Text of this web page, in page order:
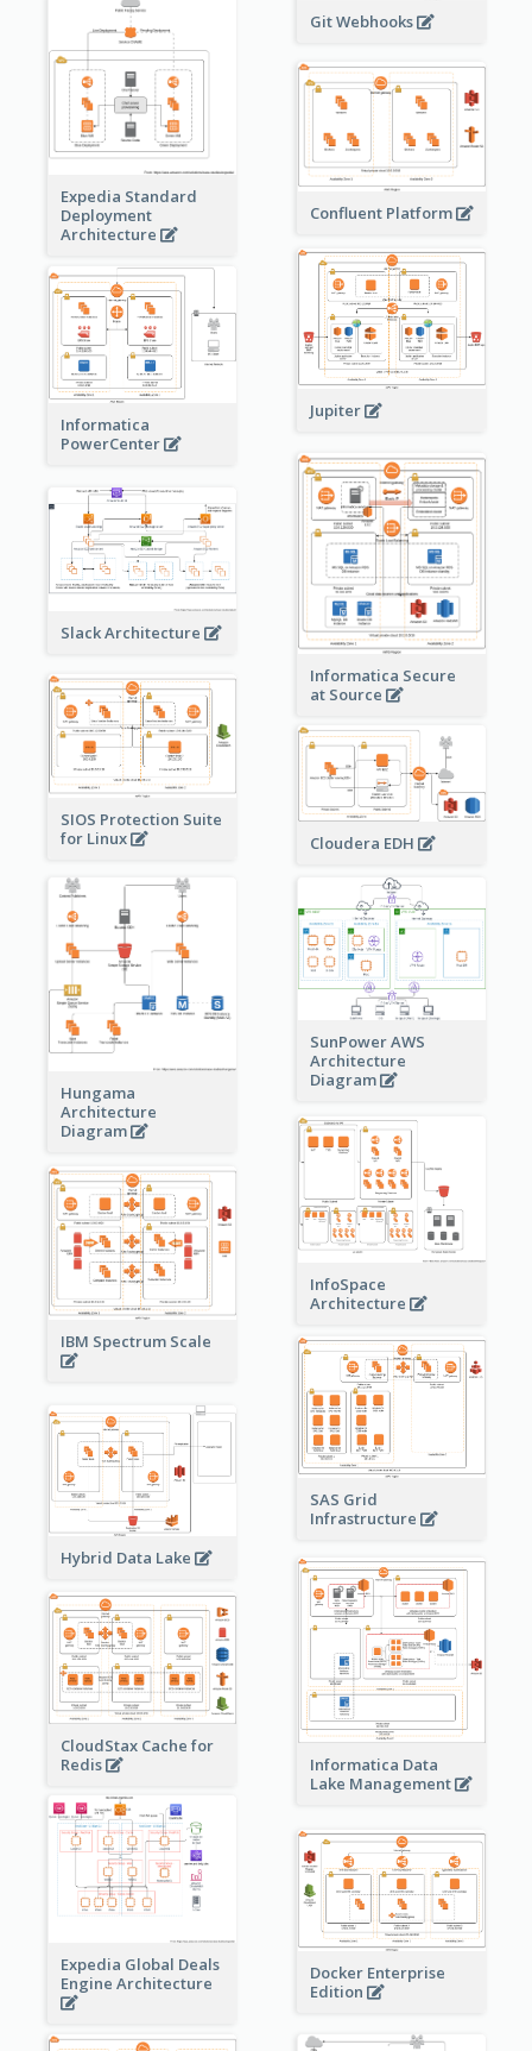
Git Webhooks
Expedia Standard
Deployment
Architecture
Confluent Platform
Jupiter
Informatica
PowerCenter
Informatica Secure
at Source
Slack Architecture
SIOS Protection Suite
for Linux
Cloudera EDH
Hungama
Architecture
Diagram
SunPower AWS
Architecture
Diagram
InfoSpace
Architecture
IBM Spectrum Scale
SAS Grid
Infrastructure
Hybrid Data Lake
Informatica Data
Lake Management
CloudStax Cache for
Redis
Expedia Global Deals
Engine Architecture
Docker Enterprise
Edition